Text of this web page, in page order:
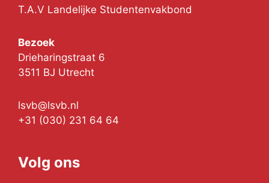
T.A.V Landelijke Studentenvakbond
Bezoek
Drieharingstraat 6
3511 BJ Utrecht
lsvb@lsvb.nl
+31 (030) 231 64 64
Volg ons